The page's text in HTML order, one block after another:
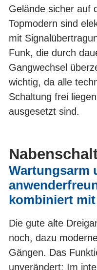
Gelände sicher auf
Topmodern sind
mit
Funk, die durch
Gangwechsel
wichtig, da alle
Schaltung frei
ausgesetzt sind.
Wartungsarm
kombiniert
Die gute alte
noch, dazu
Gängen. Das
unverändert: Im